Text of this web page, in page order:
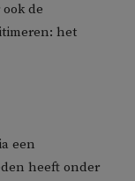
de
het
een
heeft onder